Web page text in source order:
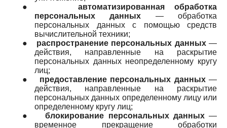
●
автоматизированная обработка
персональных данных — обработка
персональных данных с помощью средств
вычислительной техники;
●
распространение персональных данных—
действия, направленные на раскрытие
персональных данных неопределенному кругу
лиц;
●
предоставление персональных данных—
действия, направленные на раскрытие
персональных данных определенному лицу или
определенному кругу лиц;
●
блокирование персональных данных—
временное прекращение обработки